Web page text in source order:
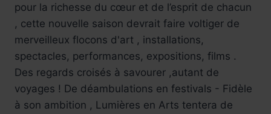
pour la richesse du cœur et de l’esprit de chacun
, cette nouvelle saison devrait faire voltiger de
merveilleux flocons d'art , installations,
spectacles, performances, expositions, films .
Des regards croisés à savourer ,autant de
voyages ! De déambulations en festivals - Fidèle
à son ambition , Lumières en Arts tentera de